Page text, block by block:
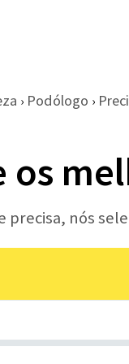
› Podólogo ›
os
precisa, nós